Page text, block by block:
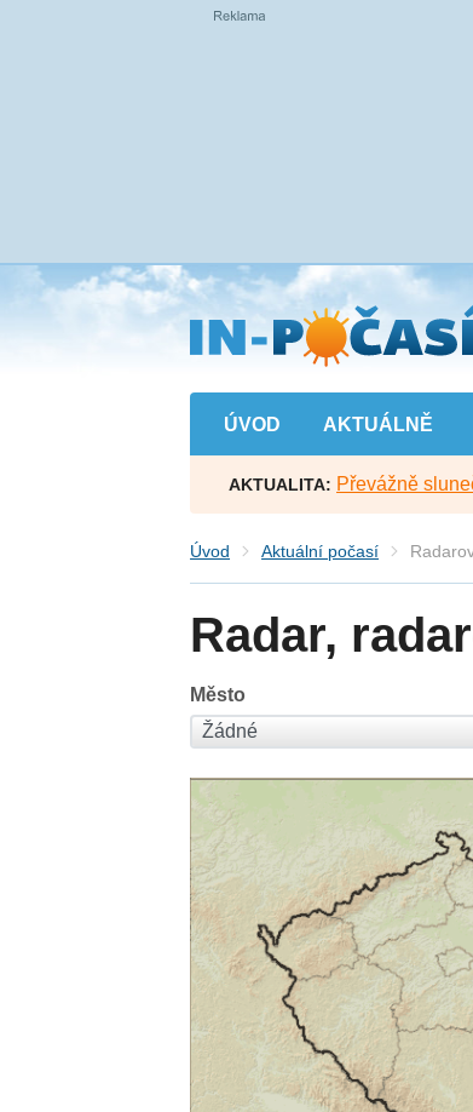
Přejít
na
hlavní
obsah
ÚVOD AKTUÁLNĚ
AKTUALITA: Převážně
Úvod Aktuální počasí
Radar,
Město